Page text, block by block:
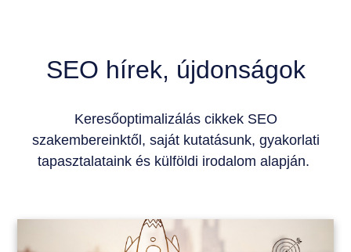
SEO hírek, újdonságok
Keresőoptimalizálás cikkek SEO
szakembereinktől, saját kutatásunk, gyakorlati
tapasztalataink és külföldi irodalom alapján.